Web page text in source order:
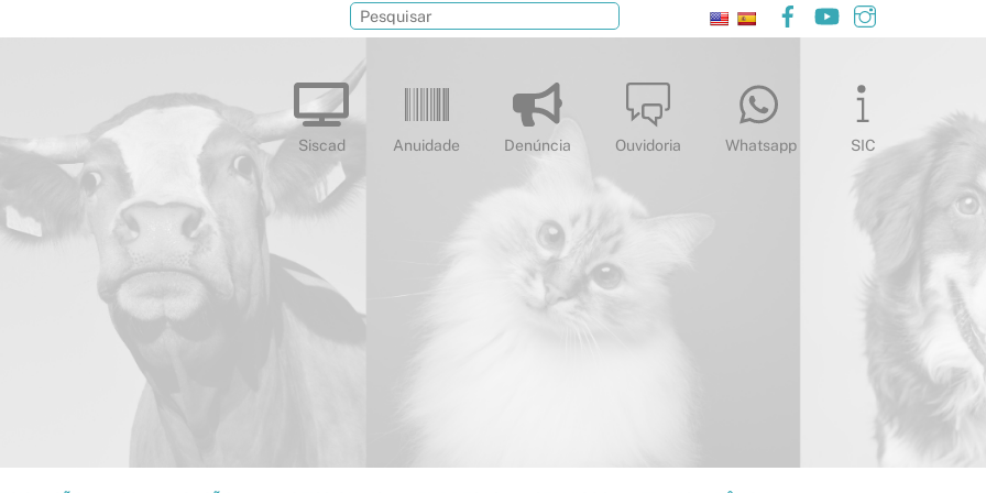
Facebook
YouTube
Siscad Anuidade Denúncia Ouvidoria Whatsapp SIC